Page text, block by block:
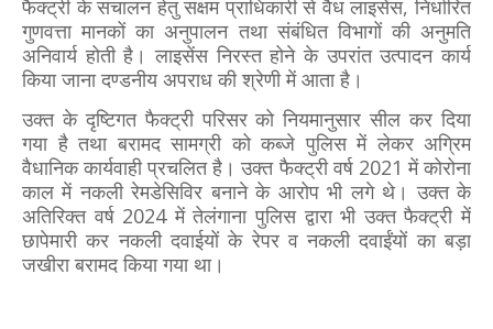
फैक्ट्री के संचालन हेतु सक्षम प्राधिकारी से वैध लाइसेंस, निर्धारित
गुणवत्ता मानकों का अनुपालन तथा संबंधित विभागों की अनुमति
अनिवार्य होती है। लाइसेंस निरस्त होने के उपरांत उत्पादन कार्य
किया जाना दण्डनीय अपराध की श्रेणी में आता है।
उक्त के दृष्टिगत फैक्ट्री परिसर को नियमानुसार सील कर दिया
गया है तथा बरामद सामग्री को कब्जे पुलिस में लेकर अग्रिम
वैधानिक कार्यवाही प्रचलित है। उक्त फैक्ट्री वर्ष 2021 में कोरोना
काल में नकली रेमडेसिविर बनाने के आरोप भी लगे थे। उक्त के
अतिरिक्त वर्ष 2024 में तेलंगाना पुलिस द्वारा भी उक्त फैक्ट्री में
छापेमारी कर नकली दवाईयों के रेपर व नकली दवाईंयों का बड़ा
जखीरा बरामद किया गया था।